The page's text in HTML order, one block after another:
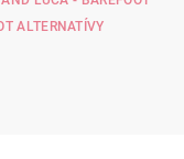
ALTERNATÍVY